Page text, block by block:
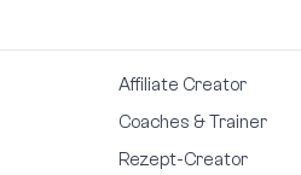
Affiliate Creator
Coaches & Trainer
Rezept-Creator